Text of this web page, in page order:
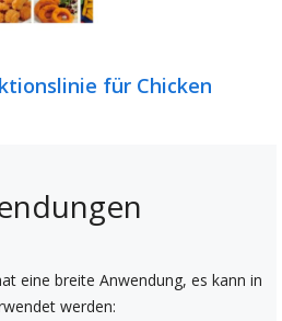
für Chicken
eine breite Anwendung, es kann in
werden: